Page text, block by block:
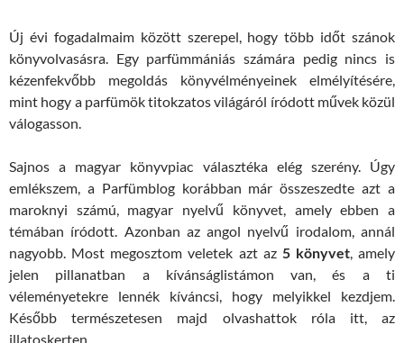
Új évi fogadalmaim között szerepel, hogy több időt szánok
könyvolvasásra. Egy parfümmániás számára pedig nincs is
kézenfekvőbb megoldás könyvélményeinek elmélyítésére,
mint hogy a parfümök titokzatos világáról íródott művek közül
válogasson.
Sajnos a magyar könyvpiac választéka elég szerény. Úgy
emlékszem, a Parfümblog korábban már összeszedte azt a
maroknyi számú, magyar nyelvű könyvet, amely ebben a
témában íródott. Azonban az angol nyelvű irodalom, annál
nagyobb. Most megosztom veletek azt az 5 könyvet, amely
jelen pillanatban a kívánságlistámon van, és a ti
véleményetekre lennék kíváncsi, hogy melyikkel kezdjem.
Később természetesen majd olvashattok róla itt, az
illatoskerten.